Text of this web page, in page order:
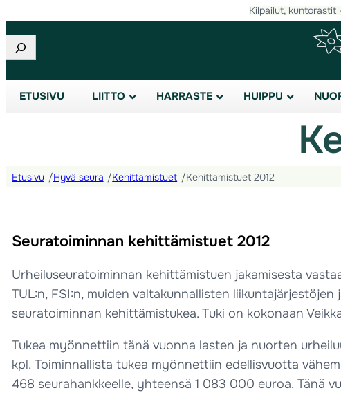
Kilpailut, kuntorastit
Etsi
ETUSIVU LIITTO HARRASTE HUIPPU
Etusivu /Hyvä seura /Kehittämistuet /Kehittämistuet 2012
Seuratoiminnan kehittämistuet 2012
Urheiluseuratoiminnan kehittämistuen jakamisesta
TUL:n, FSI:n, muiden valtakunnallisten
seuratoiminnan kehittämistukea. Tuki on kokonaan
Tukea myönnettiin tänä vuonna lasten ja nuorten
kpl. Toiminnallista tukea myönnettiin edellisvuotta
468 seurahankkeelle, yhteensä 1 083 000 euroa. Tänä